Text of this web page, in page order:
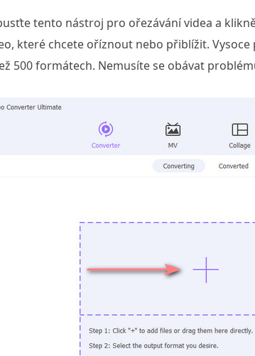
tento nástroj pro ořezávání videa a
které chcete oříznout nebo přiblížit. Vysoce
500 formátech. Nemusíte se obávat